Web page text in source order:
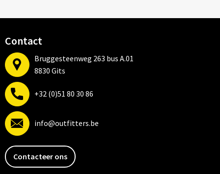
Contact
Bruggesteenweg 263 bus A.01
8830 Gits
+32 (0)51 80 30 86
info@outfitters.be
Contacteer ons